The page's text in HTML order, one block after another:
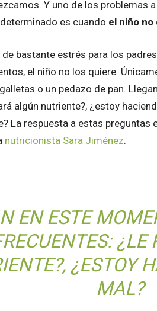
Y uno de los problemas
es cuando el niño
bastante estrés para los
el niño no los quiere.
o un pedazo de pan.
algún nutriente?, ¿estoy
La respuesta a estas preguntas
nutricionista Sara Jiménez.
EN ESTE
¿LE
¿ESTOY
MAL?